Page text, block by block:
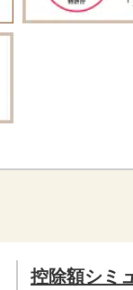
控除額シミ